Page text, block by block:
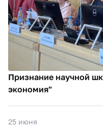
Признание научной
экономия"
25 июня